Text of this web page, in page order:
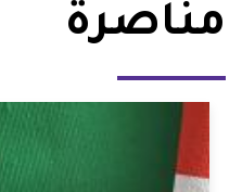
مناصرة